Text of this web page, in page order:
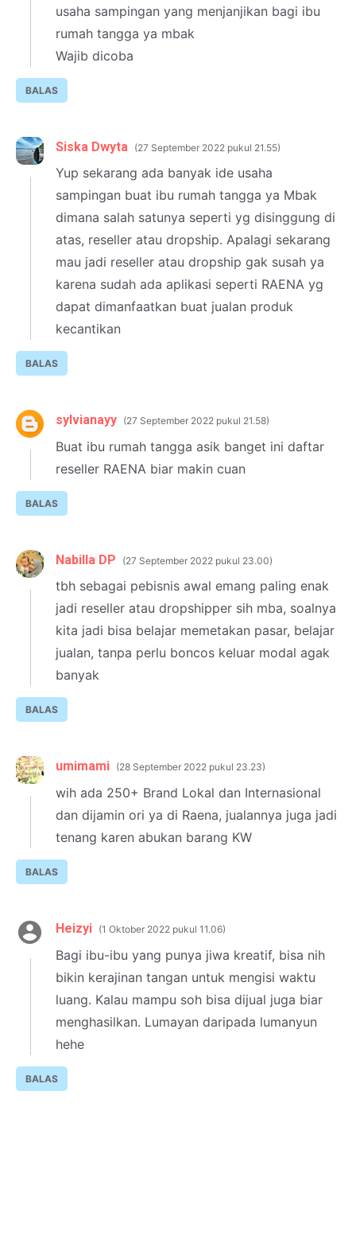
usaha sampingan yang menjanjikan bagi ibu
rumah tangga ya mbak
Wajib dicoba
BALAS
Siska Dwyta 27 September 2022 pukul 21.55
Yup sekarang ada banyak ide usaha
sampingan buat ibu rumah tangga ya Mbak
dimana salah satunya seperti yg disinggung di
atas, reseller atau dropship. Apalagi sekarang
mau jadi reseller atau dropship gak susah ya
karena sudah ada aplikasi seperti RAENA yg
dapat dimanfaatkan buat jualan produk
kecantikan
BALAS
sylvianayy 27 September 2022 pukul 21.58
Buat ibu rumah tangga asik banget ini daftar
reseller RAENA biar makin cuan
BALAS
Nabilla DP 27 September 2022 pukul 23.00
tbh sebagai pebisnis awal emang paling enak
jadi reseller atau dropshipper sih mba, soalnya
kita jadi bisa belajar memetakan pasar, belajar
jualan, tanpa perlu boncos keluar modal agak
banyak
BALAS
umimami 28 September 2022 pukul 23.23
wih ada 250+ Brand Lokal dan Internasional
dan dijamin ori ya di Raena, jualannya juga jadi
tenang karen abukan barang KW
BALAS
Heizyi 1 Oktober 2022 pukul 11.06
Bagi ibu-ibu yang punya jiwa kreatif, bisa nih
bikin kerajinan tangan untuk mengisi waktu
luang. Kalau mampu soh bisa dijual juga biar
menghasilkan. Lumayan daripada lumanyun
hehe
BALAS